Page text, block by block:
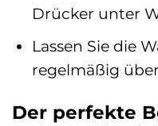
Drücker unter
Lassen Sie die
regelmäßig
Der perfekte